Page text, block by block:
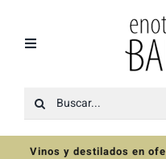
contenido
Toggle
Recomendaciones
Buscar:
Vinos y destilados en